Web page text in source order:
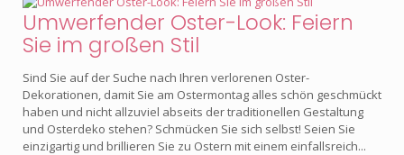
Umwerfender Oster-Look: Feiern
Sie im großen Stil
Sind Sie auf der Suche nach Ihren verlorenen Oster-
Dekorationen, damit Sie am Ostermontag alles schön geschmückt
haben und nicht allzuviel abseits der traditionellen Gestaltung
und Osterdeko stehen? Schmücken Sie sich selbst! Seien Sie
einzigartig und brillieren Sie zu Ostern mit einem einfallsreich...